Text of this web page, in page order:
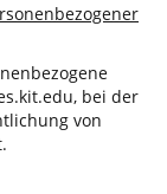
bei der
von